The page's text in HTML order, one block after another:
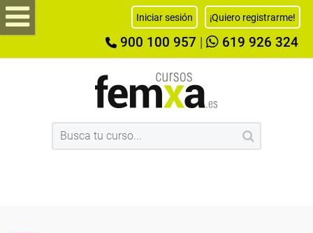
Iniciar sesión ¡Quiero registrarme!
900 100 957 619 926 324